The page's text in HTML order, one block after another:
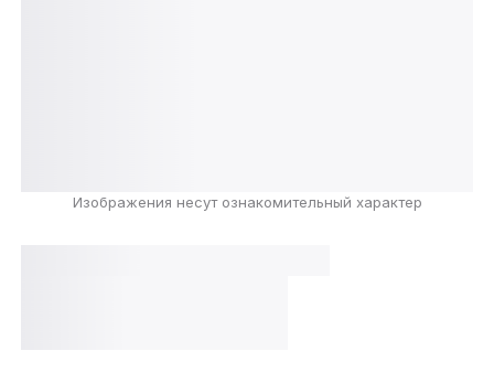
Изображения несут ознакомительный характер